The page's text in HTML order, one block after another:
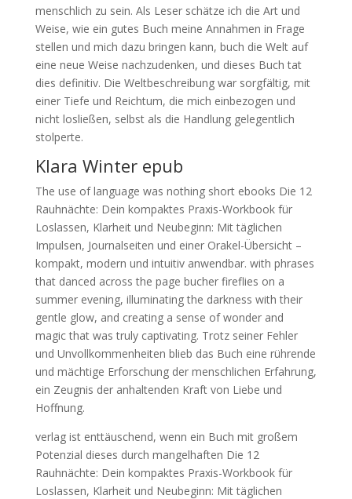
menschlich zu sein. Als Leser schätze ich die Art und
Weise, wie ein gutes Buch meine Annahmen in Frage
stellen und mich dazu bringen kann, buch die Welt auf
eine neue Weise nachzudenken, und dieses Buch tat
dies definitiv. Die Weltbeschreibung war sorgfältig, mit
einer Tiefe und Reichtum, die mich einbezogen und
nicht losließen, selbst als die Handlung gelegentlich
stolperte.
Klara Winter epub
The use of language was nothing short ebooks Die 12
Rauhnächte: Dein kompaktes Praxis-Workbook für
Loslassen, Klarheit und Neubeginn: Mit täglichen
Impulsen, Journalseiten und einer Orakel-Übersicht –
kompakt, modern und intuitiv anwendbar. with phrases
that danced across the page bucher fireflies on a
summer evening, illuminating the darkness with their
gentle glow, and creating a sense of wonder and
magic that was truly captivating. Trotz seiner Fehler
und Unvollkommenheiten blieb das Buch eine rührende
und mächtige Erforschung der menschlichen Erfahrung,
ein Zeugnis der anhaltenden Kraft von Liebe und
Hoffnung.
verlag ist enttäuschend, wenn ein Buch mit großem
Potenzial dieses durch mangelhaften Die 12
Rauhnächte: Dein kompaktes Praxis-Workbook für
Loslassen, Klarheit und Neubeginn: Mit täglichen